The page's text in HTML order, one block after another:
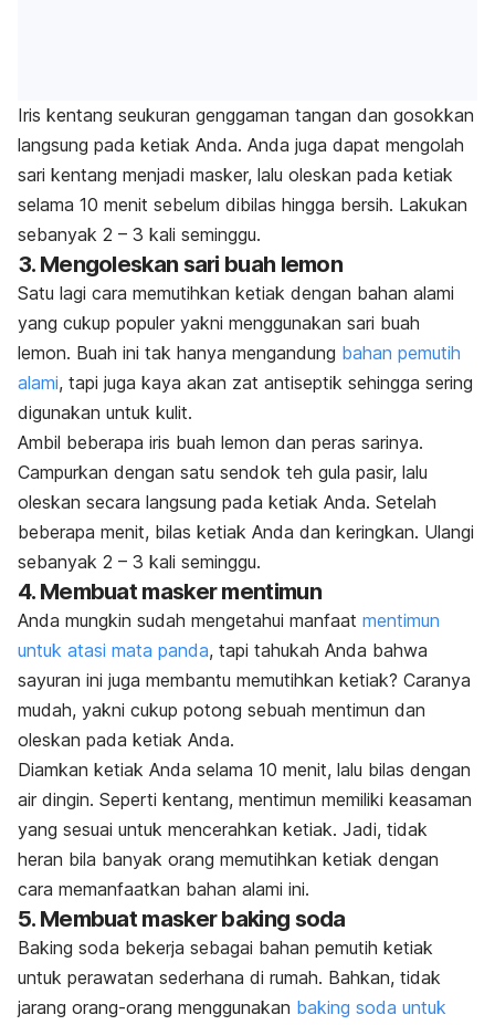
Iris kentang seukuran genggaman tangan dan gosokkan
langsung pada ketiak Anda. Anda juga dapat mengolah
sari kentang menjadi masker, lalu oleskan pada ketiak
selama 10 menit sebelum dibilas hingga bersih. Lakukan
sebanyak 2 – 3 kali seminggu.
3. Mengoleskan sari buah lemon
Satu lagi cara memutihkan ketiak dengan bahan alami
yang cukup populer yakni menggunakan sari buah
lemon. Buah ini tak hanya mengandung bahan pemutih
alami, tapi juga kaya akan zat antiseptik sehingga sering
digunakan untuk kulit.
Ambil beberapa iris buah lemon dan peras sarinya.
Campurkan dengan satu sendok teh gula pasir, lalu
oleskan secara langsung pada ketiak Anda. Setelah
beberapa menit, bilas ketiak Anda dan keringkan. Ulangi
sebanyak 2 – 3 kali seminggu.
4. Membuat masker mentimun
Anda mungkin sudah mengetahui manfaat mentimun
untuk atasi mata panda, tapi tahukah Anda bahwa
sayuran ini juga membantu memutihkan ketiak? Caranya
mudah, yakni cukup potong sebuah mentimun dan
oleskan pada ketiak Anda.
Diamkan ketiak Anda selama 10 menit, lalu bilas dengan
air dingin. Seperti kentang, mentimun memiliki keasaman
yang sesuai untuk mencerahkan ketiak. Jadi, tidak
heran bila banyak orang memutihkan ketiak dengan
cara memanfaatkan bahan alami ini.
5. Membuat maskerbaking soda
Baking soda bekerja sebagai bahan pemutih ketiak
untuk perawatan sederhana di rumah. Bahkan, tidak
jarang orang-orang menggunakan baking soda untuk